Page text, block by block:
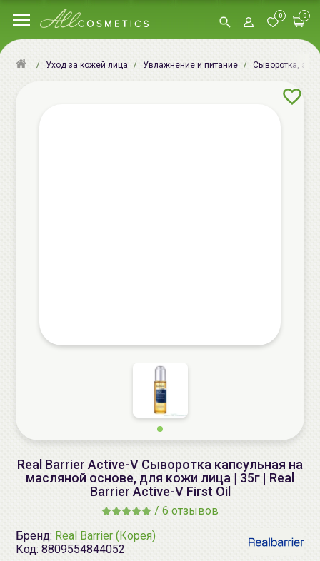
0 0
Уход за кожей лица Увлажнение и питание Сыворотка,
Real Barrier Active-V Сыворотка капсульная на
масляной основе, для кожи лица | 35г | Real
Barrier Active-V First Oil
/ 6 отзывов
Бренд: Real Barrier (Корея)
Код: 8809554844052